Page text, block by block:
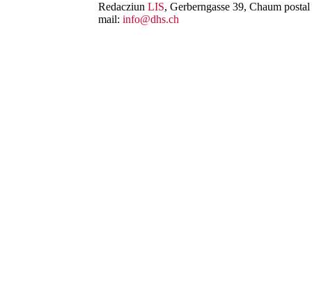
Redacziun LIS, Gerberngasse 39, Chaum
mail: info@dhs.ch